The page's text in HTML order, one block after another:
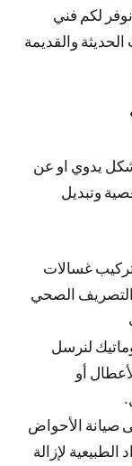
لكم فني
والقديمة
يدوي او عن
وتبديل
غسالات
التصريف الصحي
لنرسل
أو
صيانة الأحواض
لإزالة